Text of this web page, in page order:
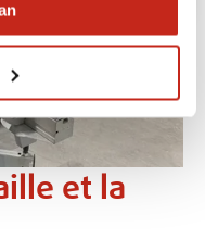
et la